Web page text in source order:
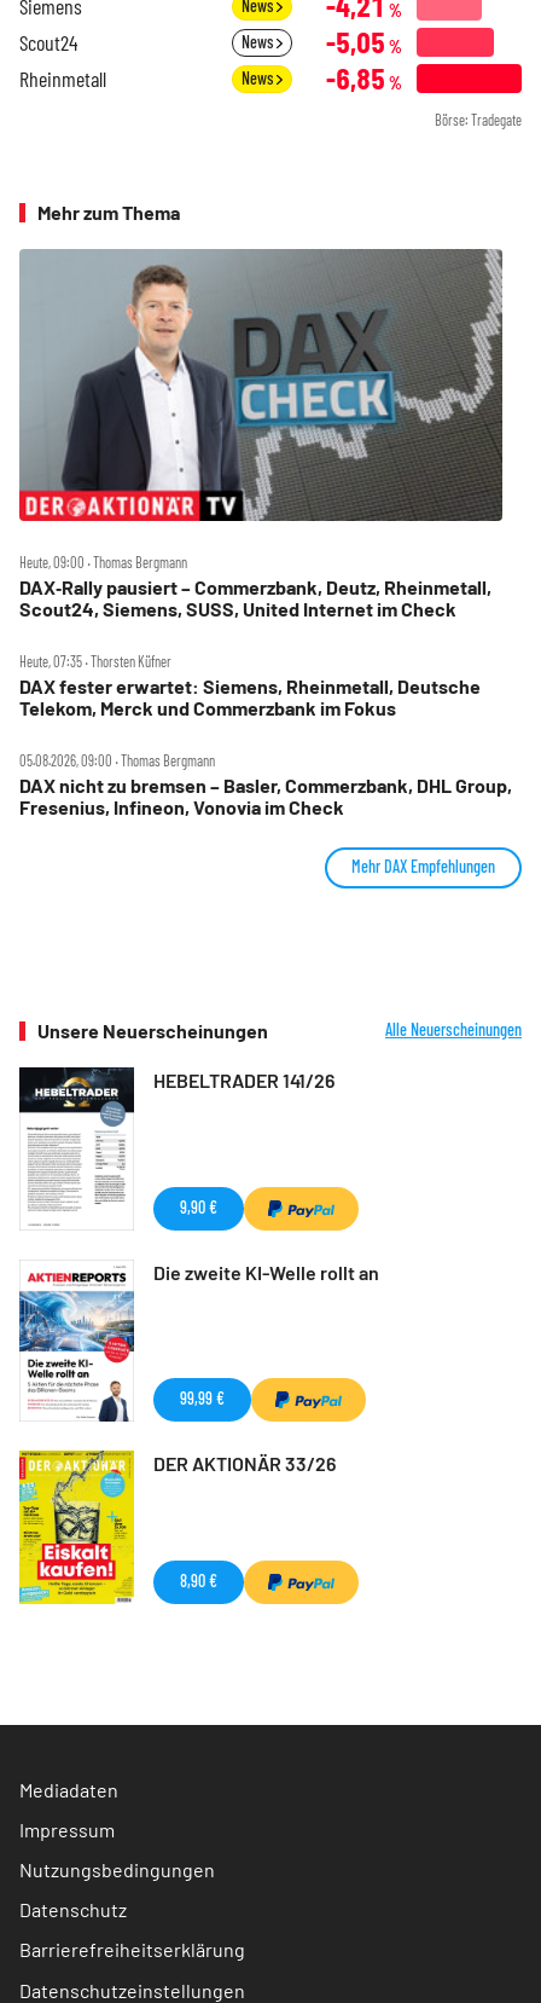
Siemens News %
Scout24 News -5,05 %
Rheinmetall News -6,85 %
Börse: Tradegate
Mehr zum Thema
Heute, 09:00 ‧ Thomas Bergmann
DAX‑Rally pausiert – Commerzbank, Deutz, Rheinmetall,
Scout24, Siemens, SUSS, United Internet im Check
Heute, 07:35 ‧ Thorsten Küfner
DAX fester erwartet: Siemens, Rheinmetall, Deutsche
Telekom, Merck und Commerzbank im Fokus
05.08.2026, 09:00 ‧ Thomas Bergmann
DAX nicht zu bremsen – Basler, Commerzbank, DHL Group,
Fresenius, Infineon, Vonovia im Check
Mehr DAX Empfehlungen
Unsere Neuerscheinungen Alle Neuerscheinungen
HEBELTRADER 141/26
9,90 €
Die zweite KI-Welle rollt an
99,99 €
DER AKTIONÄR 33/26
8,90 €
Mediadaten
Impressum
Nutzungsbedingungen
Datenschutz
Barrierefreiheitserklärung
Datenschutzeinstellungen